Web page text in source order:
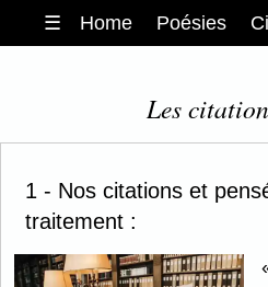
☰ Home Poésies
Les
1 - Nos citations et
traitement :